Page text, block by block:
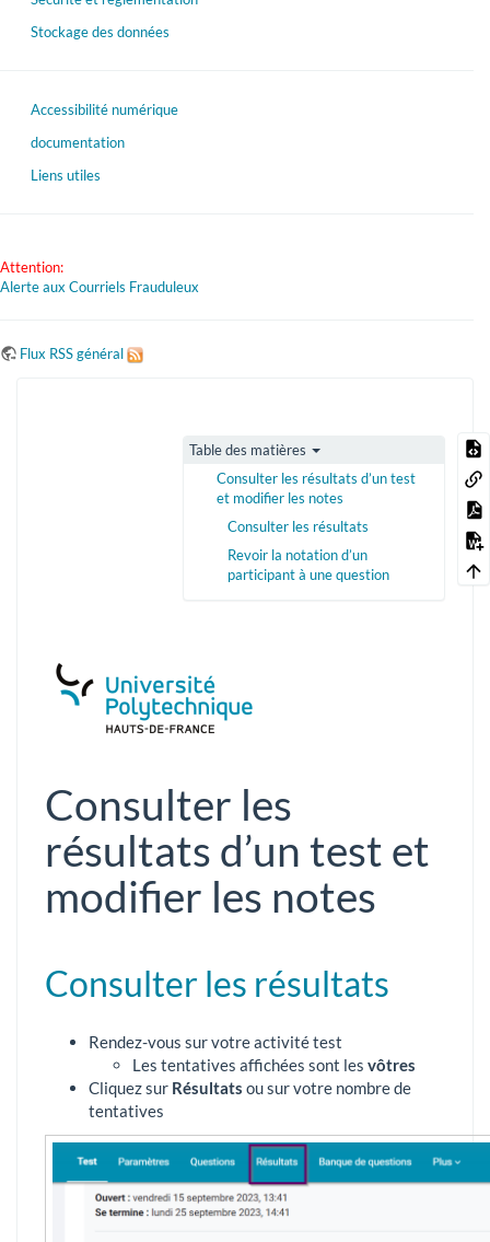
Stockage des données
Accessibilité numérique
documentation
Liens utiles
Attention:
Alerte aux Courriels Frauduleux
Flux RSS général
Table des matières
Consulter les résultats d’un test
et modifier les notes
Consulter les résultats
Revoir la notation d’un
participant à une question
Consulter les
résultats d’un test et
modifier les notes
Consulter les résultats
Rendez-vous sur votre activité test
Les tentatives affichées sont les vôtres
Cliquez sur Résultats ou sur votre nombre de
tentatives